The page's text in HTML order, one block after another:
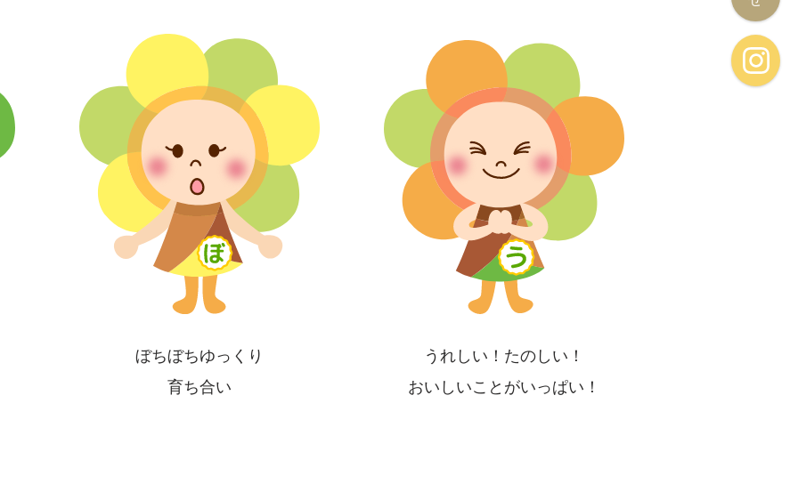
ぼちぼちゆっくり
育ち合い
う れしい！たのしい！
おいしいことがいっぱい！